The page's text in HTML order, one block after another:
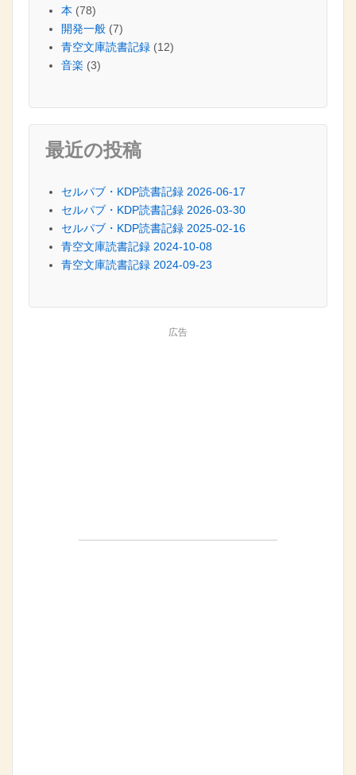
本 (78)
開発一般 (7)
青空文庫読書記録 (12)
音楽 (3)
最近の投稿
セルパブ・KDP読書記録 2026-06-17
セルパブ・KDP読書記録 2026-03-30
セルパブ・KDP読書記録 2025-02-16
青空文庫読書記録 2024-10-08
青空文庫読書記録 2024-09-23
広告